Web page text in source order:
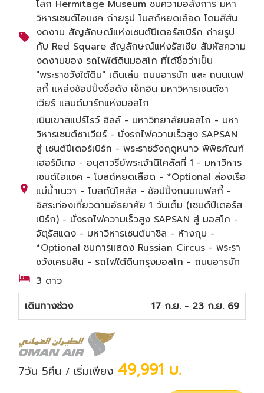
โลก Hermitage Museum ชมความอลังการ มหา
วิหารเซนต์ไอแซค ถ่ายรูป โบสถ์หยดเลือด โดมสีสัน
งดงาม สัญลักษณ์แห่งเซนต์ปีเตอร์สเบิร์ก ถ่ายรูป
กับ Red Square สัญลักษณ์แห่งรัสเซีย สัมผัสความ
งดงามของ รถไฟใต้ดินมอสโก ที่ได้ชื่อว่าเป็น
"พระราชวังใต้ดิน" เดินเล่น ถนนอารบัท และ ถนนเนฟ
สกี้ แหล่งช้อปปิ้งชื่อดัง เช็กอิน มหาวิหารเซนต์ซา
เวียร์ แลนด์มาร์กแห่งมอสโก
เนินเขาสแปร์โรว์ ฮิลล์ - มหาวิทยาลัยมอสโก - มหา
วิหารเซนต์ซาเวียร์ - นั่งรถไฟความเร็วสูง SAPSAN
สู่ เซนต์ปีเตอร์เบิร์ก - พระราชวังฤดูหนาว พิพิธภัณฑ์
เฮอร์มิเทจ - อนุสาวรีย์พระเจ้านิโคลัสที่ 1 - มหาวิหาร
เซนต์ไอแซค - โบสถ์หยดเลือด - *Optional ล่องเรือ
แม่น้ำเนวา - โบสถ์นิโคลัส - ช้อปปิ้งถนนเนฟสกี้ -
อิสระท่องเที่ยวตามอัธยาศัย 1 วันเต็ม (เซนต์ปีเตอร์ส
เบิร์ก) - นั่งรถไฟความเร็วสูง SAPSAN สู่ มอสโก -
จัตุรัสแดง - มหาวิหารเซนต์บาซิล - ห้างกุม -
*Optional ชมการแสดง Russian Circus - พระรา
ชวังเครมลิน - รถไฟใต้ดินกรุงมอสโก - ถนนอารบัท
3 ดาว
เดินทางช่วง
17 ก.ย. - 23 ก.ย. 69
7วัน 5คืน / เริ่มเพียง 49,991 บ.